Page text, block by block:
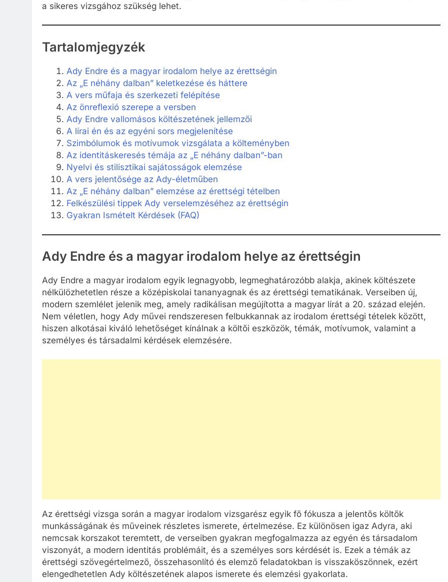
a sikeres vizsgához szükség lehet.
Tartalomjegyzék
Ady Endre és a magyar irodalom helye az érettségin
Az „E néhány dalban” keletkezése és háttere
A vers műfaja és szerkezeti felépítése
Az önreflexió szerepe a versben
Ady Endre vallomásos költészetének jellemzői
A lírai én és az egyéni sors megjelenítése
Szimbólumok és motívumok vizsgálata a költeményben
Az identitáskeresés témája az „E néhány dalban”-ban
Nyelvi és stilisztikai sajátosságok elemzése
A vers jelentősége az Ady-életműben
Az „E néhány dalban” elemzése az érettségi tételben
Felkészülési tippek Ady verselemzéséhez az érettségin
Gyakran Ismételt Kérdések (FAQ)
Ady Endre és a magyar irodalom helye az érettségin
Ady Endre a magyar irodalom egyik legnagyobb, legmeghatározóbb alakja, akinek költészete
nélkülözhetetlen része a középiskolai tananyagnak és az érettségi tematikának. Verseiben új,
modern szemlélet jelenik meg, amely radikálisan megújította a magyar lírát a 20. század elején.
Nem véletlen, hogy Ady művei rendszeresen felbukkannak az irodalom érettségi tételek között,
hiszen alkotásai kiváló lehetőséget kínálnak a költői eszközök, témák, motívumok, valamint a
személyes és társadalmi kérdések elemzésére.
Az érettségi vizsga során a magyar irodalom vizsgarész egyik fő fókusza a jelentős költők
munkásságának és műveinek részletes ismerete, értelmezése. Ez különösen igaz Adyra, aki
nemcsak korszakot teremtett, de verseiben gyakran megfogalmazza az egyén és társadalom
viszonyát, a modern identitás problémáit, és a személyes sors kérdését is. Ezek a témák az
érettségi szövegértelmező, összehasonlító és elemző feladatokban is visszaköszönnek, ezért
elengedhetetlen Ady költészetének alapos ismerete és elemzési gyakorlata.